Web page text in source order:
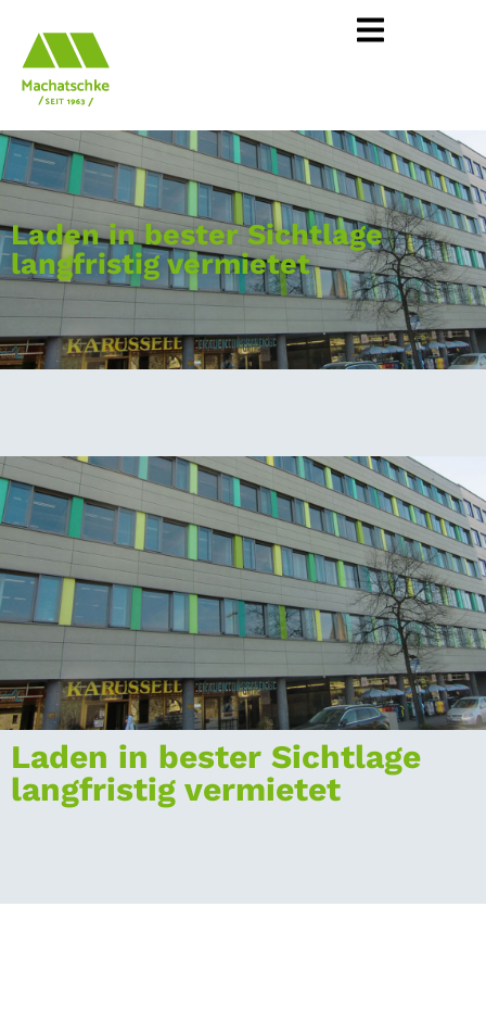
Laden in bester Sichtlage
langfristig vermietet
Laden in bester Sichtlage
langfristig vermietet